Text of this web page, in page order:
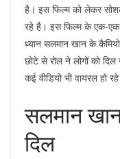
है। इस फिल्म को लेकर
रहे है। इस फिल्म के एक-एक
ध्यान सलमान खान के
छोटे से रोल ने लोगों को
कई वीडियो भी वायरल हो
सलमान
दिल